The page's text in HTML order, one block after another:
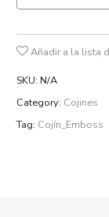
●
Añadir a la lista
SKU:N/A
Category: Cojines
Tag: Cojín_Emboss